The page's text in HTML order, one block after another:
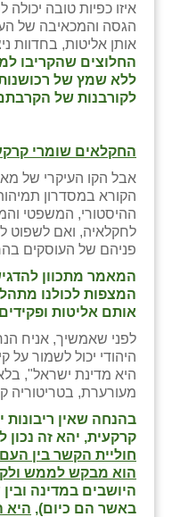
איזו כפיות טובה
הגסה והמכאיבה של
אותן אליטות, בחדוות
החלוצים שהקריבו
ללא שמץ של
לקורבנות של
החקלאים שומרי
אבל הקו העיקרי של
הקורא במסדרון
ההיסטורי, המשפטי
לחקלאיה, ואם לשפוט
פניהם של העוסקים
המאמר מתכוון
המצפות לכולנו
אותם אליטות
לפני שאמשיך, אניח
היהודי יכול לשמור על
היא מדינת ישראל",
מעורערת, בטריטוריה
בהנחה שאין ריבונות
קרקעית, יהא זה נכון
חוליית הקשר בין
הוא מבקש לממש
היושבים במדינה
באשר הם כיום), היא
רועי
רימונים
רמות השבים
שבי ציון
שדה ורבורג
שדה צבי
שדמה
שכניה
תלמי יוסף
בוסתן הגליל